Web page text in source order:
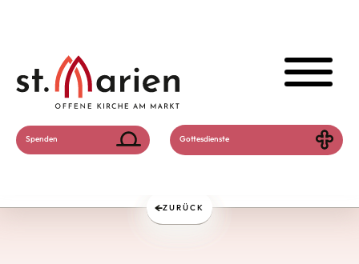
Spenden Gottesdienste
ZURÜCK
ZURÜCK
ZURÜCK